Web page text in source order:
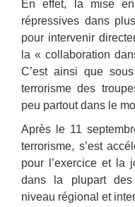
En effet, la mise
répressives dans
pour intervenir
la « collaboration
C’est ainsi que
terrorisme des
peu partout dans le
Après le 11
terrorisme, s’est
pour l’exercice et la
dans la plupart
niveau régional et